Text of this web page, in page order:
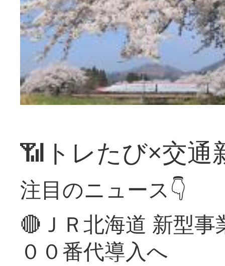
📶トレたび×交通
注目のニュース👇
🔴ＪＲ北海道 新型
００番代導入へ